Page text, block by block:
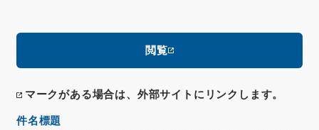
閲覧
マークがある場合は、外部サイトにリンクします。
件名標題